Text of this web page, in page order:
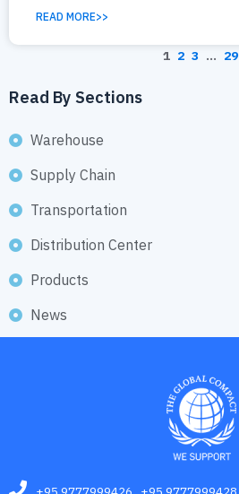
READ MORE>>
1 2 3 … 29
Read By Sections
Warehouse
Supply Chain
Transportation
Distribution Center
Products
News